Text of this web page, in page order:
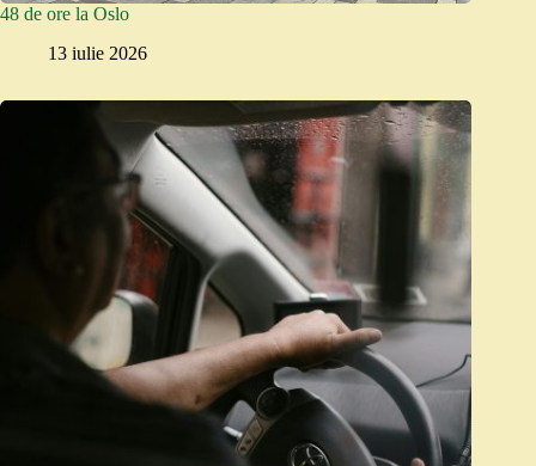
48 de ore la Oslo
13 iulie 2026